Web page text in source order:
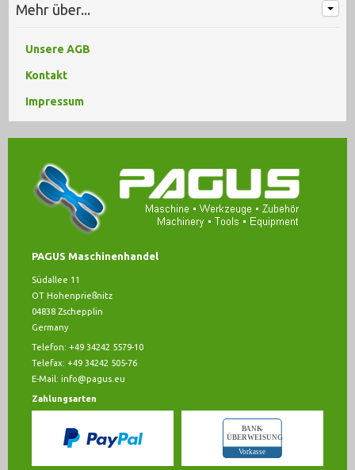
Mehr über...
Unsere AGB
Kontakt
Impressum
PAGUS Maschinenhandel
Südallee 11
OT Hohenprießnitz
04838 Zschepplin
Germany
Telefon: +49 34242 5579-10
Telefax: +49 34242 505-76
E-Mail: info@pagus.eu
Zahlungsarten